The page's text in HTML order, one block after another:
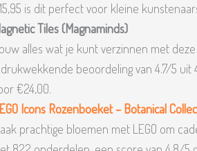
is dit perfect voor kleine
Tiles (Magnaminds)
alles wat je kunt verzinnen met
beoordeling van 4.7/5 uit
€24,00.
Icons Rozenboeket – Botanical
prachtige bloemen met LEGO om